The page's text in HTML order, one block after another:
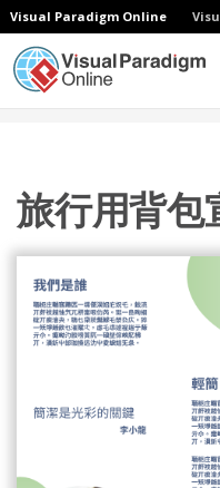
Visual Paradigm Online
旅行用背包